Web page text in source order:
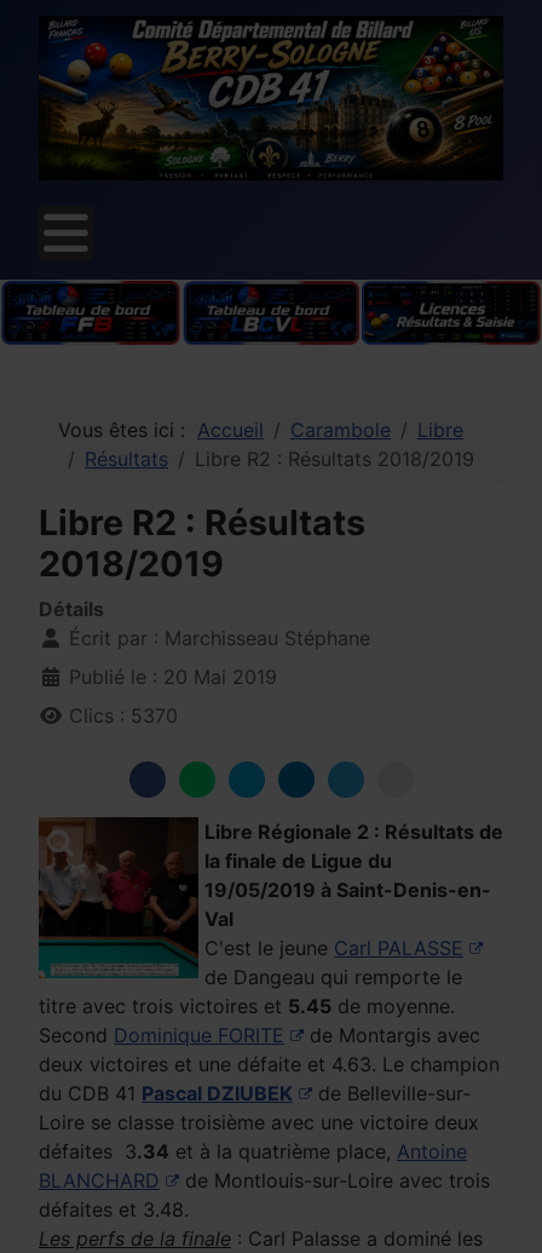
Vous êtes ici : Accueil Carambole
Libre
Résultats
Libre R2 : Résultats 2018/2019
Libre R2 : Résultats
2018/2019
Détails
Écrit par : Marchisseau Stéphane
Publié le : 20 Mai 2019
Clics : 5370
Libre Régionale 2 : Résultats de
la finale de Ligue du
19/05/2019 à Saint-Denis-en-
Val
C'est le jeune Carl PALASSE
de Dangeau qui remporte le
titre avec trois victoires et 5.45 de moyenne.
Second Dominique FORITE
de Montargis avec
deux victoires et une défaite et 4.63. Le champion
du CDB 41 Pascal DZIUBEK
de Belleville-sur-
Loire se classe troisième avec une victoire deux
défaites 3.34 et à la quatrième place, Antoine
BLANCHARD
de Montlouis-sur-Loire avec trois
défaites et 3.48.
Les perfs de la finale : Carl Palasse a dominé les